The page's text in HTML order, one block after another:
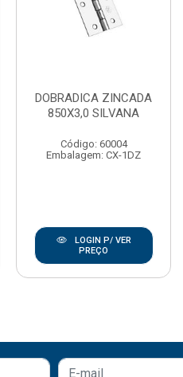
DOBRADICA ZINCADA
850X3,0 SILVANA
Código: 60004
Embalagem: CX-1DZ
LOGIN P/ VER
PREÇO